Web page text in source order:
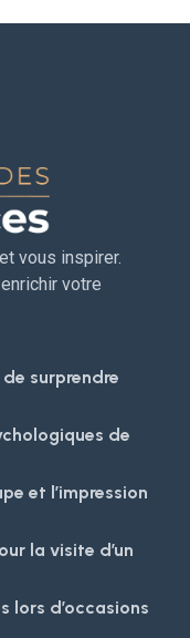
vous inspirer.
votre
surprendre
de
et l’impression
la visite d’un
lors d’occasions